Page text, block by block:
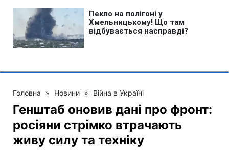
Головна » Новини » Війна в Україні
Генштаб оновив дані про фронт:
росіяни стрімко втрачають
живу силу та техніку